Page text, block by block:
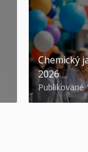
Chemický
2026
Publikované